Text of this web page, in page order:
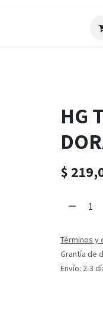
HG
$
Términos y
Grantía de
Envío: 2-3